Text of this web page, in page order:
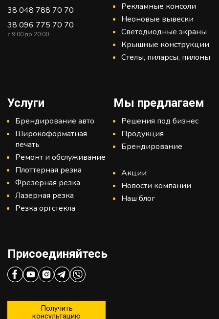
38 048 788 70 70
38 096 775 70 70
c 9:00 до 20:00
Рекламные консоли
Неоновые вывески
Светодиодные экраны
Крышные конструкции
Стелы, пиларсы, пилоны
Услуги
Брендирование авто
Широкоформатная
печать
Ремонт и обслуживание
Плоттерная резка
Фрезерная резка
Лазерная резка
Резка оргстекла
Мы предлагаем
Решения под бизнес
Продукция
Брендирование
Акции
Новости компании
Наш блог
Присоединяйтесь
Получить
консультацию